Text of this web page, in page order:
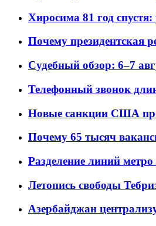
Хиросима 81 год
Почему президентская
Судебный обзор: 6–7
Телефонный звонок
Новые санкции США
Почему 65 тысяч
Разделение линий
Летопись свободы
Азербайджан